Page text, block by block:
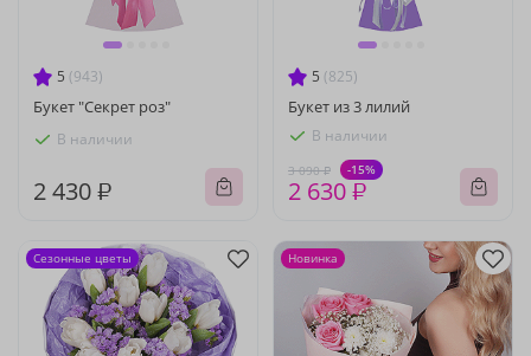
5 (943)
Букет "Секрет роз"
В наличии
2 430 ₽
5 (825)
Букет из 3 лилий
В наличии
3 090 ₽ -15%
2 630 ₽
Сезонные цветы Новинка